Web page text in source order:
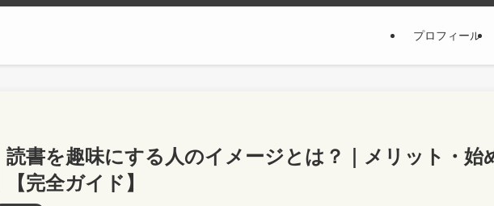
プロフィール
読書を趣味にする人のイメージとは？｜メリット・始
【完全ガイド】